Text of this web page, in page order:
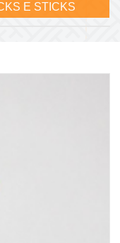
E STICKS